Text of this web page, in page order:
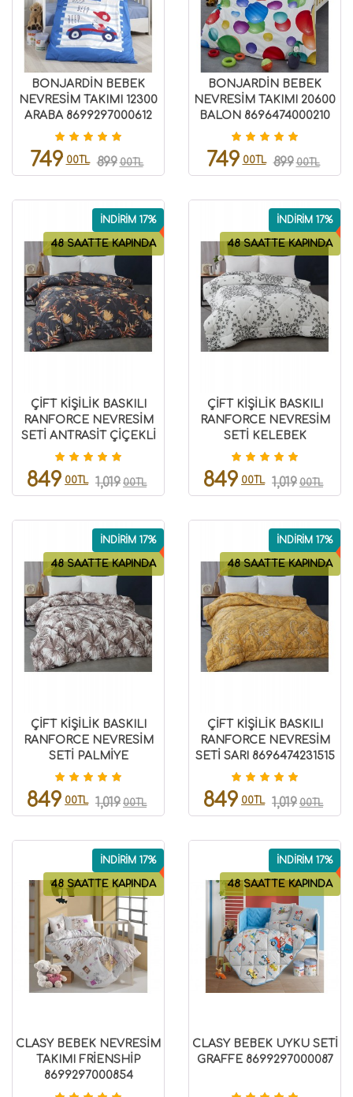
BONJARDİN BEBEK
NEVRESİM TAKIMI 12300
ARABA 8699297000612
749 00TL 899 00TL
BONJARDİN BEBEK
NEVRESİM TAKIMI 20600
BALON 8696474000210
749 00TL 899 00TL
48 SAATTE KAPINDA
İNDİRİM 17%
ÇİFT KİŞİLİK BASKILI
RANFORCE NEVRESİM
SETİ ANTRASİT ÇİÇEKLİ
8696474231517
849 00TL 1,019 00TL
48 SAATTE KAPINDA
İNDİRİM 17%
ÇİFT KİŞİLİK BASKILI
RANFORCE NEVRESİM
SETİ KELEBEK
8696474231516
849 00TL 1,019 00TL
48 SAATTE KAPINDA
İNDİRİM 17%
ÇİFT KİŞİLİK BASKILI
RANFORCE NEVRESİM
SETİ PALMİYE
8696474231518
849 00TL 1,019 00TL
48 SAATTE KAPINDA
İNDİRİM 17%
ÇİFT KİŞİLİK BASKILI
RANFORCE NEVRESİM
SETİ SARI 8696474231515
849 00TL 1,019 00TL
48 SAATTE KAPINDA
İNDİRİM 17%
CLASY BEBEK NEVRESİM
TAKIMI FRİENSHİP
8699297000854
48 SAATTE KAPINDA
İNDİRİM 17%
CLASY BEBEK UYKU SETİ
GRAFFE 8699297000087